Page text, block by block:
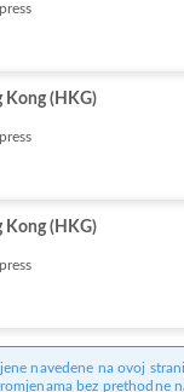
Kong (HKG)
Kong (HKG)
navedene na ovoj
bez prethodne